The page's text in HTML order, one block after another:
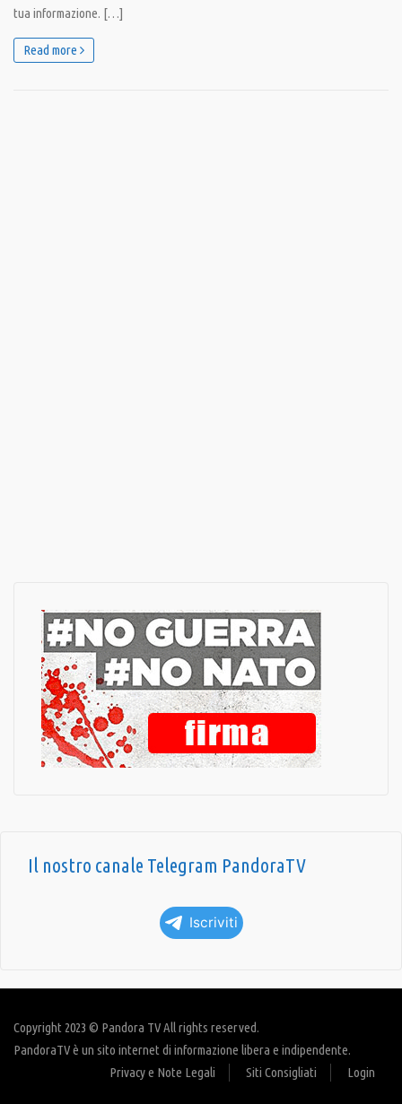
tua informazione. […]
Read more
Il nostro canale Telegram PandoraTV
Iscriviti
Copyright 2023 © Pandora TV All rights reserved.
PandoraTV è un sito internet di informazione libera e indipendente.
Privacy e Note Legali
Siti Consigliati Login